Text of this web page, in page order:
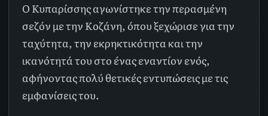
Ο Κυπαρίσσης αγωνίστηκε την περασμένη
σεζόν με την Κοζάνη, όπου ξεχώρισε για την
ταχύτητα, την εκρηκτικότητα και την
ικανότητά του στο ένας εναντίον ενός,
αφήνοντας πολύ θετικές εντυπώσεις με τις
εμφανίσεις του.